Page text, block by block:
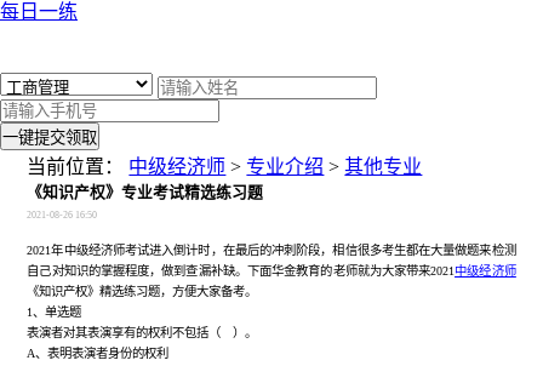
每日一练
一键提交领取
当前位置： 中级经济师 >专业介绍 >其他专业
《知识产权》专业考试精选练习题
2021-08-26 16:50
2021年中级经济师考试进入倒计时，在最后的冲刺阶段，相信很多考生都在大量做题来检测
自己对知识的掌握程度，做到查漏补缺。下面华金教育的老师就为大家带来2021 中级经济师
《知识产权》精选练习题，方便大家备考。
1、单选题
表演者对其表演享有的权利不包括（ ）。
A、表明表演者身份的权利